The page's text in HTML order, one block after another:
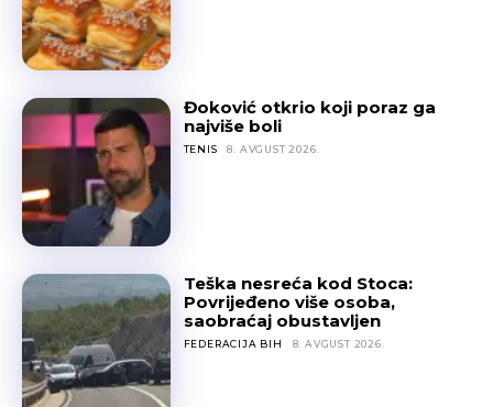
Đoković otkrio koji poraz ga
najviše boli
TENIS 8. AVGUST 2026.
Teška nesreća kod Stoca:
Povrijeđeno više osoba,
saobraćaj obustavljen
FEDERACIJA BIH 8. AVGUST 2026.